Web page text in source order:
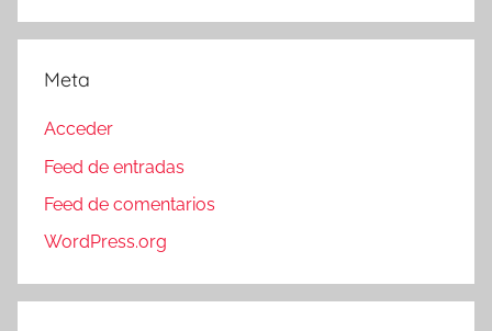
Meta
Acceder
Feed de entradas
Feed de comentarios
WordPress.org